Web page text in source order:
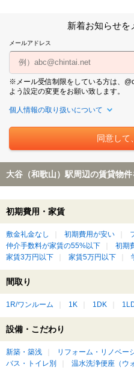
新着お知らせを
メールアドレス
※メール受信制限をしている方は、
よう設定の変更をお願い致します。
個人情報の取り扱いについて
大谷（和歌山）駅周辺の賃貸物
初期費用・家賃
敷金礼金なし 初期費用が安い
仲介手数料が家賃の55%以下
初期
家賃3万円以下
家賃5万円以下
間取り
1R/ワンルーム 1K 1DK
設備・こだわり
新築・築浅 リフォーム・リノベー
バス・トイレ別
温水洗浄便座（ウ